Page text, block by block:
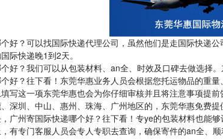
好？可以找国际快递代理公司，虽然他们是走国际快递
际快递晚1 到 2天。
好？我们可以从包装材料、 an全、时效及口碑去做选择
好？往下看！东莞华惠业务人员会根据您托运物品的重
写这一项东莞华惠也会为你仔细审核并且将注意事项提
深圳、中山、惠州、珠海、广州地区的，东莞华惠免费提
广州寄国际快递哪个好？往下看！专ye的包装材料也能
有专门客服人员会专人专职去查询，确保寄件的an全、